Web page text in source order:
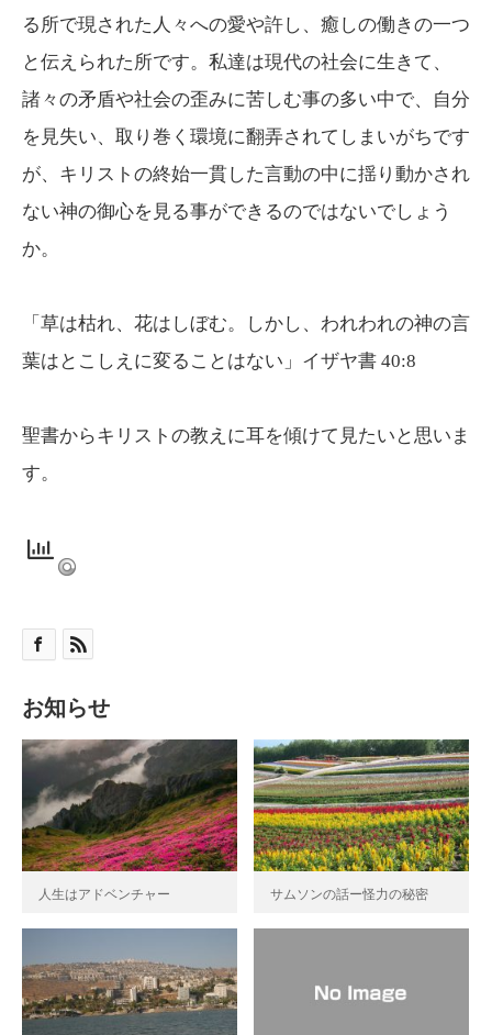
る所で現された人々への愛や許し、癒しの働きの一つ
と伝えられた所です。私達は現代の社会に生きて、
諸々の矛盾や社会の歪みに苦しむ事の多い中で、自分
を見失い、取り巻く環境に翻弄されてしまいがちです
が、キリストの終始一貫した言動の中に揺り動かされ
ない神の御心を見る事ができるのではないでしょう
か。
「草は枯れ、花はしぼむ。しかし、われわれの神の言
葉はとこしえに変ることはない」イザヤ書 40:8
聖書からキリストの教えに耳を傾けて見たいと思いま
す。
お知らせ
人生はアドベンチャー サムソンの話ー怪力の秘密